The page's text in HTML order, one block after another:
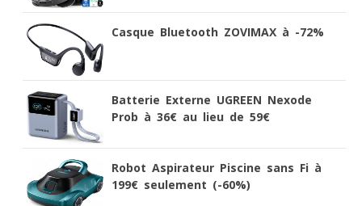
Casque Bluetooth ZOVIMAX à -72%
Batterie Externe UGREEN Nexode
Prob à 36€ au lieu de 59€
Robot Aspirateur Piscine sans Fi à
199€ seulement (-60%)